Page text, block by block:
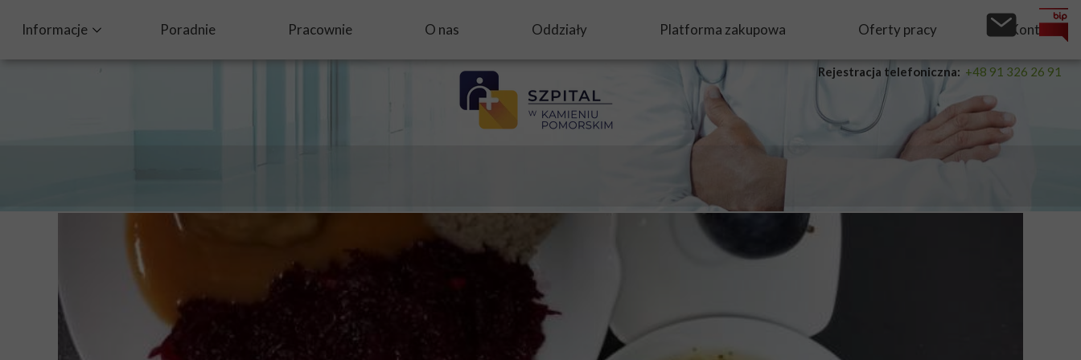
Rejestracja telefoniczna: +48 91 326 26 91
Informacje
Ochrona Danych Osobowych
Poradnie Pracownie O nas Oddziały Platforma zakupowa Oferty pracy Kontakt